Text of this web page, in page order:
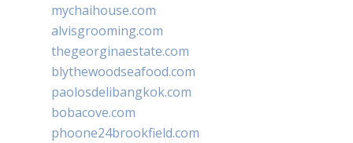
mychaihouse.com
alvisgrooming.com
thegeorginaestate.com
blythewoodseafood.com
paolosdelibangkok.com
bobacove.com
phoone24brookfield.com